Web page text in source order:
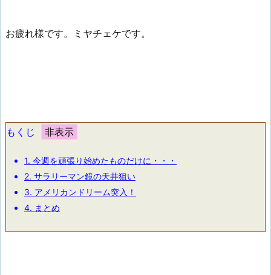
お疲れ様です。ミヤチェケです。
もくじ
1. 今週を頑張り始めたものだけに・・・
2. サラリーマン鏡の天井狙い
3. アメリカンドリーム突入！
4. まとめ